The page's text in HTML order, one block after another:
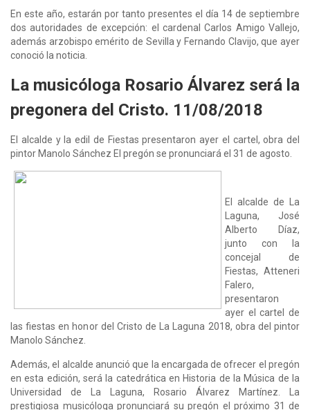
En este año, estarán por tanto presentes el día 14 de septiembre
dos autoridades de excepción: el cardenal Carlos Amigo Vallejo,
además arzobispo emérito de Sevilla y Fernando Clavijo, que ayer
conoció la noticia.
La musicóloga Rosario Álvarez será la
pregonera del Cristo. 11/08/2018
El alcalde y la edil de Fiestas presentaron ayer el cartel, obra del
pintor Manolo Sánchez El pregón se pronunciará el 31 de agosto.
El alcalde de La
Laguna, José
Alberto Díaz,
junto con la
concejal de
Fiestas, Atteneri
Falero,
presentaron
ayer el cartel de
las fiestas en honor del Cristo de La Laguna 2018, obra del pintor
Manolo Sánchez.
Además, el alcalde anunció que la encargada de ofrecer el pregón
en esta edición, será la catedrática en Historia de la Música de la
Universidad de La Laguna, Rosario Álvarez Martínez. La
prestigiosa musicóloga pronunciará su pregón el próximo 31 de